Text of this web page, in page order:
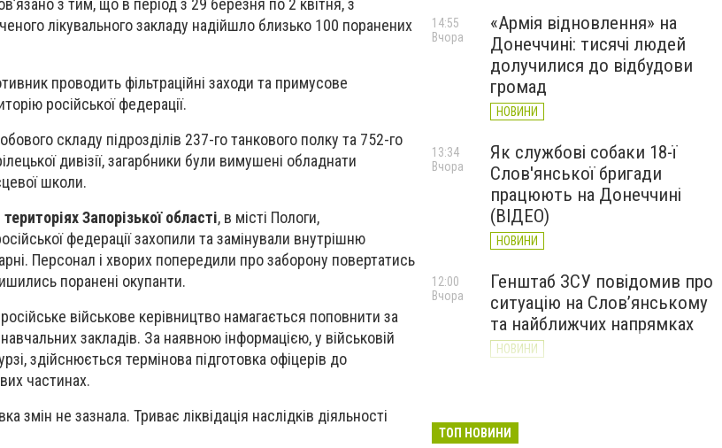
з тим, що в період з 29 березня по 2 квітня, з
лікувального закладу надійшло близько 100 поранених
проводить фільтраційні заходи та примусове
російської федерації.
складу підрозділів 237-го танкового полку та 752-го
дивізії, загарбники були вимушені обладнати
школи.
Запорізької області, в місті Пологи,
федерації захопили та замінували внутрішню
Персонал і хворих попередили про заборону повертатись
поранені окупанти.
військове керівництво намагається поповнити за
закладів. За наявною інформацією, у військовій
здійснюється термінова підготовка офіцерів до
частинах.
змін не зазнала. Триває ліквідація наслідків діяльності
«Армія відновлення» на
Донеччині: тисячі людей
долучилися до відбудови
громад
НОВИНИ
14:55
Вчора
Як службові собаки 18-ї
Слов'янської бригади
працюють на Донеччині
(ВІДЕО)
НОВИНИ
13:34
Вчора
Генштаб ЗСУ повідомив про
ситуацію на Слов’янському
та найближчих напрямках
НОВИНИ
12:00
Вчора
великої війни: 7 серпня
ТОП НОВИНИ